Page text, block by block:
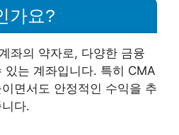
가요?
좌의 약자로, 다양한 금융
있는 계좌입니다. 특히 CMA
면서도 안정적인 수익을 추
다.